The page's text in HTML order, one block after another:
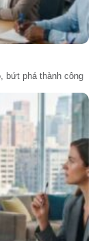
bứt phá thành công